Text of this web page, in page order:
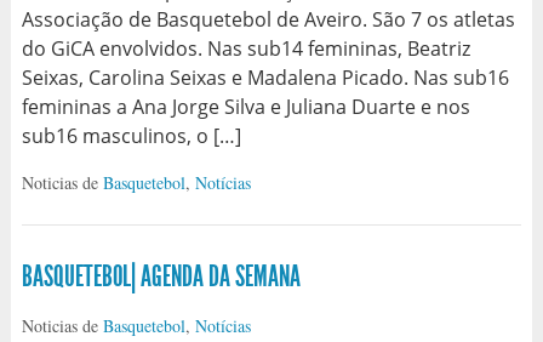
Associação de Basquetebol de Aveiro. São 7 os atletas
do GiCA envolvidos. Nas sub14 femininas, Beatriz
Seixas, Carolina Seixas e Madalena Picado. Nas sub16
femininas a Ana Jorge Silva e Juliana Duarte e nos
sub16 masculinos, o […]
Noticias de Basquetebol, Notícias
BASQUETEBOL| AGENDA DA SEMANA
Noticias de Basquetebol, Notícias